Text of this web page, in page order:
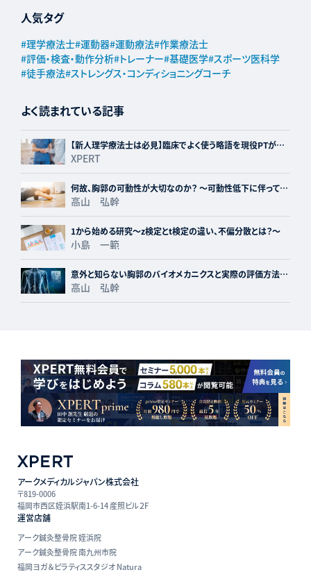
人気タグ
#理学療法士#運動器#運動療法#作業療法士
#評価・検査・動作分析#トレーナー#基礎医学#スポーツ医科学
#徒手療法#ストレングス・コンディショニングコーチ
よく読まれている記事
【新人理学療法士は必見】臨床でよく使う略語を現役PTが紹
介！
XPERT
何故、胸郭の可動性が大切なのか？ ～可動性低下に伴って生
じる障害とあわせて解説～
高山 弘幹
1から始める研究〜z検定とt検定の違い、不偏分散とは？〜
小島 一範
意外と知らない胸郭のバイオメカニクスと実際の評価方法に
ついて
高山 弘幹
アークメディカルジャパン株式会社
〒819-0006
福岡市西区姪浜駅南1-6-14 産照ビル２F
運営店舗
アーク鍼灸整骨院 姪浜院
アーク鍼灸整骨院 南九州市院
福岡ヨガ＆ピラティススタジオ Natura